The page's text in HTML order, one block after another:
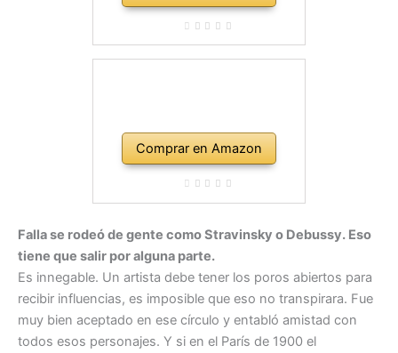
Comprar en Amazon
Falla se rodeó de gente como Stravinsky o Debussy. Eso
tiene que salir por alguna parte.
Es innegable. Un artista debe tener los poros abiertos para
recibir influencias, es imposible que eso no transpirara. Fue
muy bien aceptado en ese círculo y entabló amistad con
todos esos personajes. Y si en el París de 1900 el